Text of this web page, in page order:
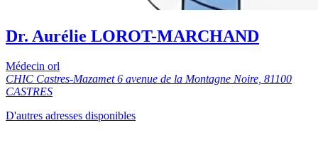
Dr. Aurélie LOROT-MARCHAND
Médecin orl
CHIC Castres-Mazamet 6 avenue de la Montagne Noire, 81100
CASTRES
D'autres adresses disponibles